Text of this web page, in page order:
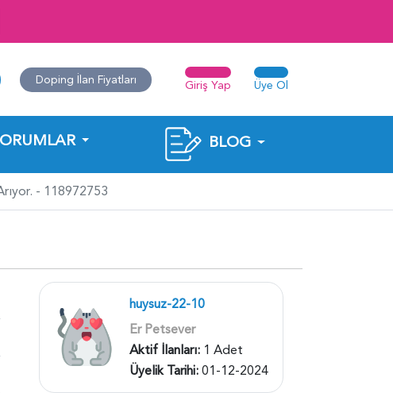
Doping İlan Fiyatları Giriş Yap Üye Ol
BLOG
- 118972753
huysuz-22-10
Er Petsever
Aktif İlanları: 1 Adet
Üyelik Tarihi:01-12-2024